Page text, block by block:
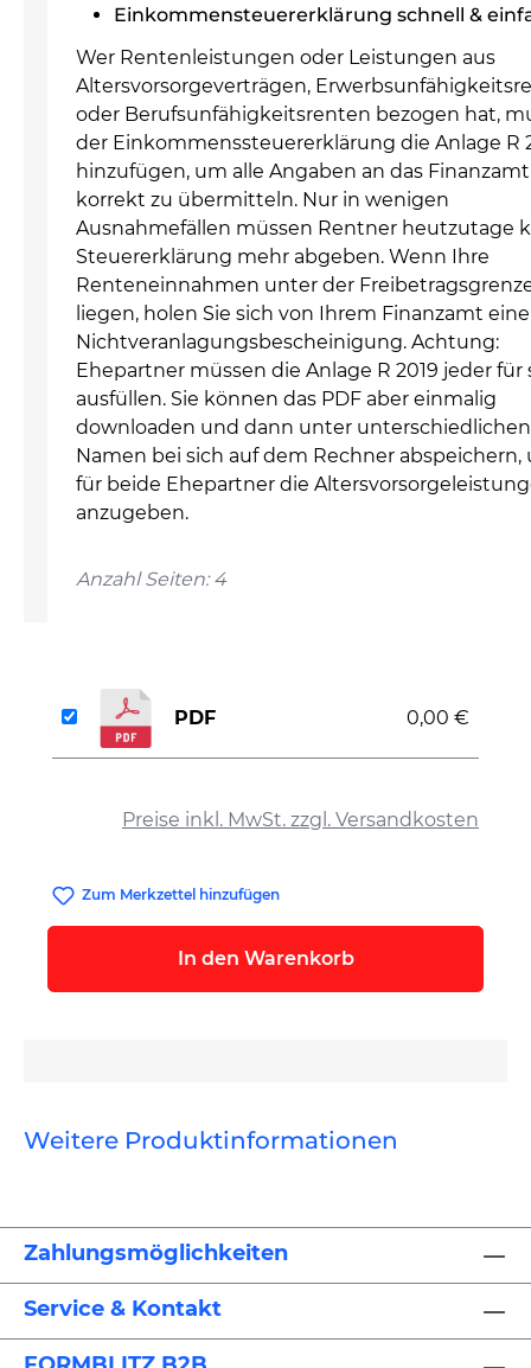
Einkommensteuererklärung schnell &
Wer Rentenleistungen oder Leistungen aus
Altersvorsorgeverträgen,
oder Berufsunfähigkeitsrenten bezogen hat,
der Einkommenssteuererklärung die Anlage R
hinzufügen, um alle Angaben an das Finanzamt
korrekt zu übermitteln. Nur in wenigen
Ausnahmefällen müssen Rentner heutzutage
Steuererklärung mehr abgeben. Wenn Ihre
Renteneinnahmen unter der
liegen, holen Sie sich von Ihrem Finanzamt eine
Nichtveranlagungsbescheinigung. Achtung:
Ehepartner müssen die Anlage R 2019 jeder für
ausfüllen. Sie können das PDF aber einmalig
downloaden und dann unter unterschiedlichen
Namen bei sich auf dem Rechner abspeichern,
für beide Ehepartner die
anzugeben.
Anzahl Seiten: 4
Preise inkl. MwSt. zzgl. Versandkosten
PDF 0,00 €
Zum Merkzettel hinzufügen
In den Warenkorb
Weitere Produktinformationen
Zahlungsmöglichkeiten
Service & Kontakt